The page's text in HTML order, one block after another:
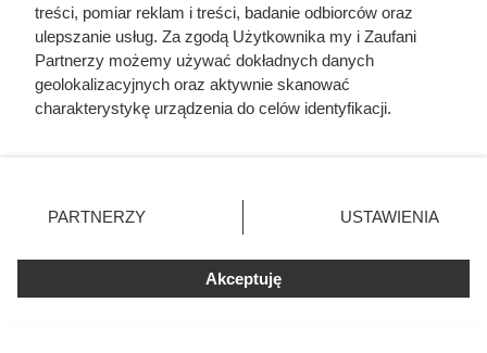
Aby zredukować współczynnik przenikania ciepła przez ściany,
treści, pomiar reklam i treści, badanie odbiorców oraz
ulepszanie usług. Za zgodą Użytkownika my i Zaufani
Partnerzy możemy używać dokładnych danych
geolokalizacyjnych oraz aktywnie skanować
charakterystykę urządzenia do celów identyfikacji.
zmienić/wycofać klikając przycisk ustawień prywatności
znajdujący się w lewym dolnym rogu strony. Niektóre
użytkownika, ale masz prawo sprzeciwić się takiemu
przetwarzaniu. Preferencje będą miały zastosowania tylko
PARTNERZY USTAWIENIA
Akceptuję